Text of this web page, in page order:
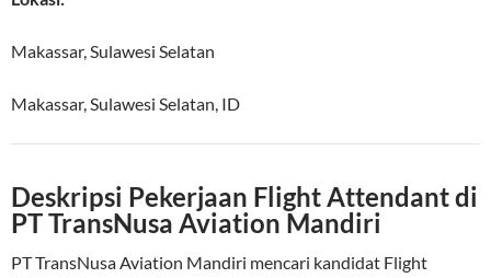
Makassar, Sulawesi Selatan
Makassar,Sulawesi Selatan, ID
Deskripsi Pekerjaan Flight Attendant di
PT TransNusa Aviation Mandiri
PT TransNusa Aviation Mandiri mencari kandidat Flight